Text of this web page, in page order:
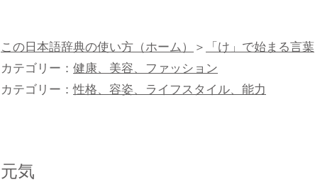
この日本語辞典の使い方（ホーム）＞「け」で始まる言葉
カテゴリー： 健康、美容、ファッション
カテゴリー：性格、容姿、ライフスタイル、能力
元気